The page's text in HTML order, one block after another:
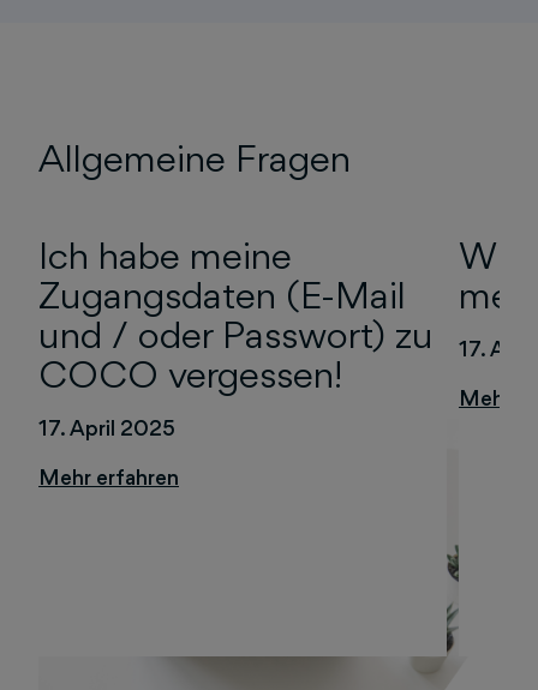
Allgemeine Fragen
Ich habe meine
Zugangsdaten (E-Mail
und / oder Passwort) zu
COCO vergessen!
17. April 2025
Wie
17.